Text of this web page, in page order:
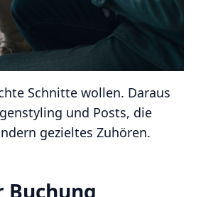
Schnitte wollen. Daraus
und Posts, die
gezieltes Zuhören.
Buchung